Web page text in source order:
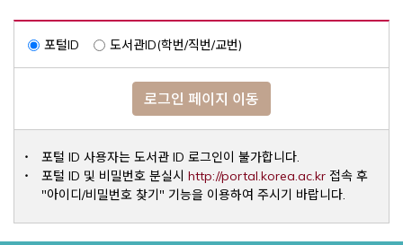
포털ID 도서관ID(학번/직번/교번)
로그인 페이지 이동
포털 ID 사용자는 도서관 ID 로그인이 불가합니다.
포털 ID 및 비밀번호 분실시 http://portal.korea.ac.krOpens a
접속 후
"아이디/비밀번호 찾기" 기능을 이용하여 주시기 바랍니다.